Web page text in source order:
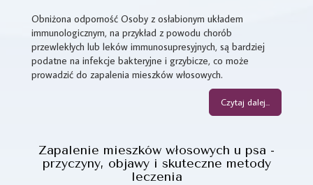
Obniżona odporność Osoby z osłabionym układem
immunologicznym, na przykład z powodu chorób
przewlekłych lub leków immunosupresyjnych, są bardziej
podatne na infekcje bakteryjne i grzybicze, co może
prowadzić do zapalenia mieszków włosowych.
Czytaj dalej...
Zapalenie mieszków włosowych u psa -
przyczyny, objawy i skuteczne metody
leczenia